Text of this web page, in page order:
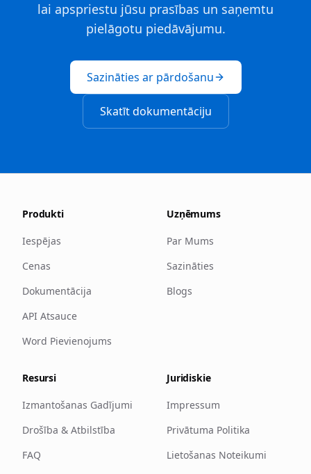
lai apspriestu jūsu prasības un saņemtu
pielāgotu piedāvājumu.
Sazināties ar pārdošanu
Skatīt dokumentāciju
Produkti
Iespējas
Cenas
Dokumentācija
API Atsauce
Word Pievienojums
Uzņēmums
Par Mums
Sazināties
Blogs
Resursi
Izmantošanas Gadījumi
Drošība & Atbilstība
FAQ
Juridiskie
Impressum
Privātuma Politika
Lietošanas Noteikumi